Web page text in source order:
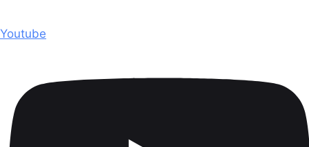
Youtube